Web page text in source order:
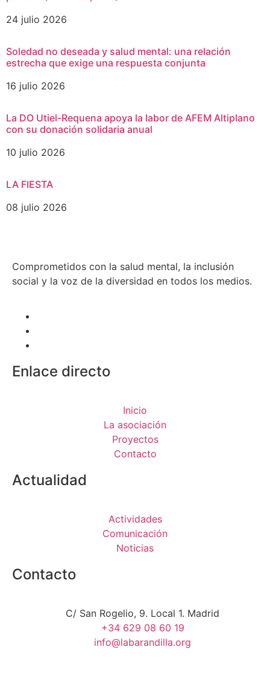
24 julio 2026
Soledad no deseada y salud mental: una relación
estrecha que exige una respuesta conjunta
16 julio 2026
La DO Utiel-Requena apoya la labor de AFEM Altiplano
con su donación solidaria anual
10 julio 2026
LA FIESTA
08 julio 2026
Comprometidos con la salud mental, la inclusión
social y la voz de la diversidad en todos los medios.
Enlace directo
Inicio
La asociación
Proyectos
Contacto
Actualidad
Actividades
Comunicación
Noticias
Contacto
C/ San Rogelio, 9. Local 1. Madrid
+34 629 08 60 19
info@labarandilla.org